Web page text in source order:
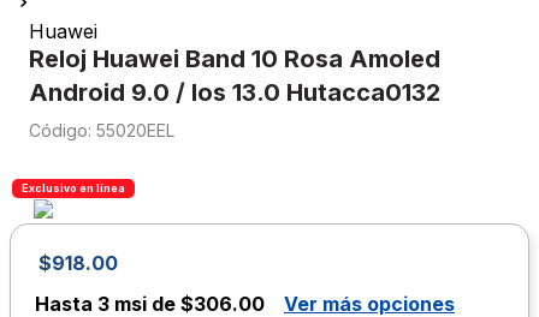
Huawei
Reloj Huawei Band 10 Rosa Amoled
Android 9.0 / Ios 13.0 Hutacca0132
: 55020EEL
Exclusivo en línea
$918.00
Hasta 3 msi de $306.00
Ver más opciones
2.
libretas
3.
cuaderno
6.
boligrafo
.